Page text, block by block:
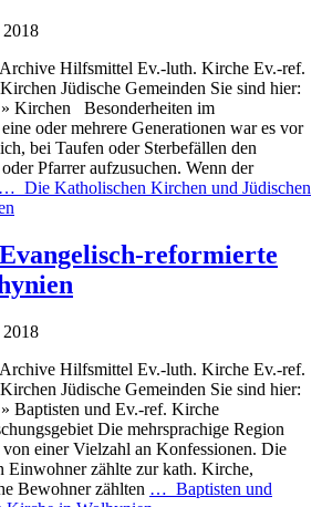
Hilfsmittel Ev.-luth. Kirche Ev.-ref.
Jüdische Gemeinden Sie sind hier:
Kirchen Besonderheiten im
oder mehrere Generationen war es vor
bei Taufen oder Sterbefällen den
Pfarrer aufzusuchen. Wenn der
… Die Katholischen Kirchen und Jüdischen
reformierte
Hilfsmittel Ev.-luth. Kirche Ev.-ref.
Jüdische Gemeinden Sie sind hier:
Baptisten und Ev.-ref. Kirche
Die mehrsprachige Region
einer Vielzahl an Konfessionen. Die
Einwohner zählte zur kath. Kirche,
Bewohner zählten … Baptisten und